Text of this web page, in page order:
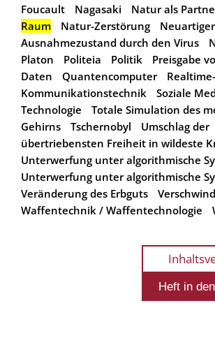
Foucault
Nagasaki Natur als
Raum
Natur-Zerstörung
Neuartiger
Ausnahmezustand durch den Virus
Platon
Politeia Politik
Preisgabe
Daten
Quantencomputer
Realtime-
Kommunikationstechnik
Soziale
Technologie
Totale Simulation des
Gehirns
Tschernobyl
Umschlag der
übertriebensten Freiheit in wildeste
Unterwerfung unter algorithmische
Unterwerfung unter algorithmische
Veränderung des Erbguts
Waffentechnik / Waffentechnologie